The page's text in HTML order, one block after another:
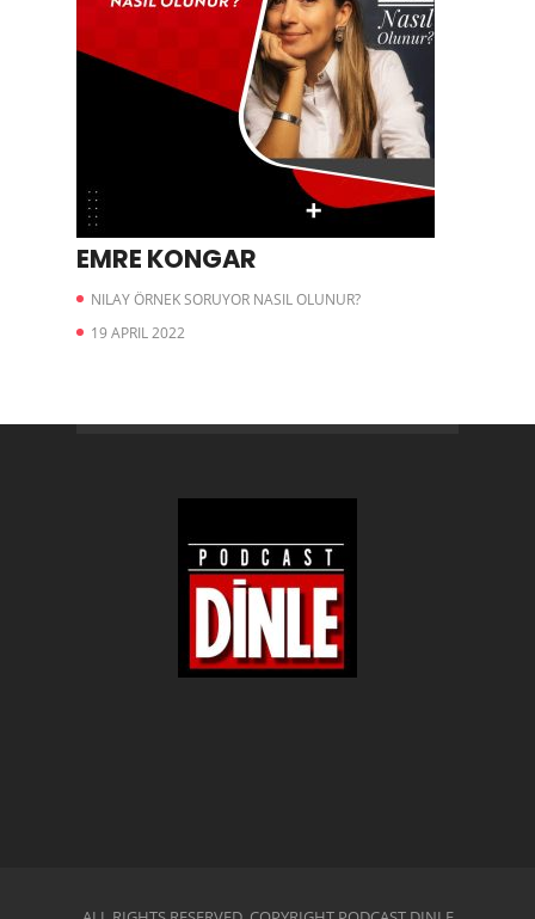
EMRE KONGAR
NILAY ÖRNEK SORUYOR NASIL OLUNUR?
19 APRIL 2022